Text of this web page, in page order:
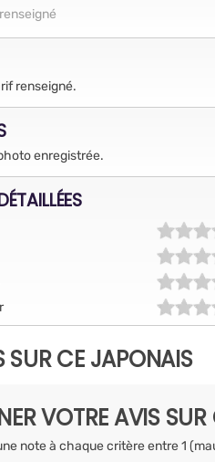
renseigné.
enregistrée.
SUR CE JAPONAIS
VOTRE AVIS
note à chaque critère entre 1